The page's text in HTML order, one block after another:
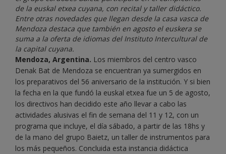
de la euskal etxea cuyana, con recital y taller didáctico.
Entre otras novedades que llegan desde la casa vasca de
Mendoza destaca que también en agosto el euskera se
suma a la oferta de idiomas del Instituto Intercultural de
la capital cuyana.
Mendoza, Argentina. Los miembros del centro vasco
Denak Bat de Mendoza se encuentran ya sumergidos en
los preparativos del 56 aniversario de la institución. Y si bien
la fecha en la que fundó la euskal etxea fue un 5 de agosto,
los directivos han decidido este año llevar a cabo las
actividades alusivas el fin de semana del 11 y 12, con un
programa que incluye, el día sábado, a partir de las 18hs y
de la mano del grupo Baietz, un taller de instrumentos para
los más pequeños. Concluida esta instancia didáctica